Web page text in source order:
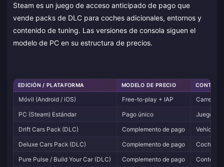
Steam es un juego de acceso anticipado de pago que
vende packs de DLC para coches adicionales, entornos y
contenido de tuning. Las versiones de consola siguen el
modelo de PC en su estructura de precios.
EDICIÓN / PLATAFORMA MODELO DE PRECIO
Móvil (Android / iOS) Free-to-play + IAP
Carrera
PC (Steam) Estándar
Pago único
Juego
Drift Cars Pack (DLC)
Complemento de pago
Deluxe Cars Pack (DLC)
Complemento de pago
Coches
Pure Pulse / Build Your Car (DLC)
Complemento de pago